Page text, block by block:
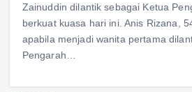
Zainuddin dilantik sebagai Ketua
berkuat kuasa hari ini. Anis Rizana,
apabila menjadi wanita pertama
Pengarah…